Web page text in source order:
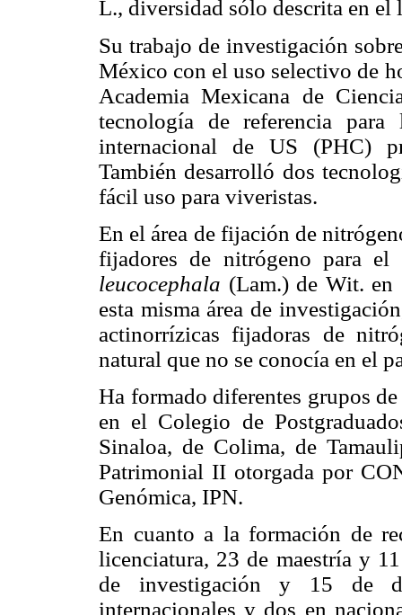
L., diversidad sólo descrita en el
Su trabajo de investigación
México con el uso selectivo de
Academia Mexicana de
tecnología de referencia
internacional de US (PHC)
También desarrolló dos
fácil uso para viveristas.
En el área de fijación de
fijadores de nitrógeno para
leucocephala (Lam.) de Wit. en
esta misma área de
actinorrízicas fijadoras de
natural que no se conocía en el
Ha formado diferentes grupos
en el Colegio de
Sinaloa, de Colima, de
Patrimonial II otorgada por
Genómica, IPN.
En cuanto a la formación de
licenciatura, 23 de maestría y
de investigación y 15 de
internacionales y dos en